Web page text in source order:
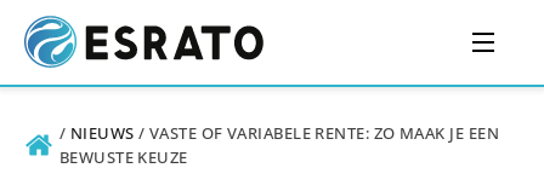
/ NIEUWS / VASTE OF VARIABELE RENTE: ZO MAAK JE EEN
BEWUSTE KEUZE